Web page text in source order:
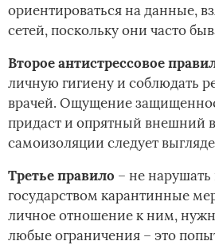
ориентироваться на данные,
сетей, поскольку они часто
Второе антистрессовое
личную гигиену и соблюдать
врачей. Ощущение
придаст и опрятный внешний
самоизоляции следует
Третье правило – не
государством карантинные
личное отношение к ним,
любые ограничения – это